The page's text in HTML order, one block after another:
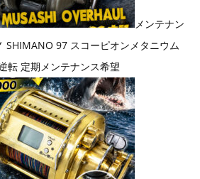
メンテナン
SHIMANO 97 スコーピオンメタニウム
転 定期メンテナンス希望